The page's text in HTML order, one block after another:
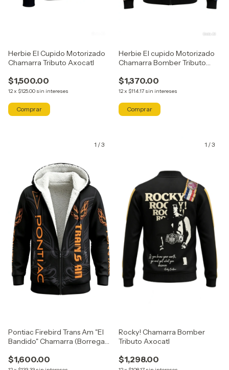
Herbie El Cupido Motorizado
Chamarra Tributo Axocatl
$1,500.00
12x $125.00 sin intereses
Comprar
Herbie El cupido Motorizado
Chamarra Bomber Tributo
$1,370.00
12x $114.17 sin intereses
Comprar
1 /3
Pontiac Firebird Trans Am "El
Bandido" Chamarra (Borrega)
$1,600.00
1 /3
Rocky! Chamarra Bomber
Tributo Axocatl
$1,298.00